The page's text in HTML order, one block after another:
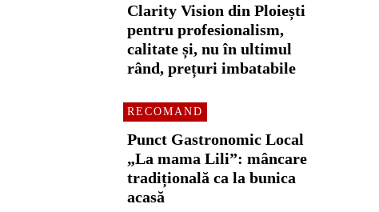
Clarity Vision din Ploiești
pentru profesionalism,
calitate și, nu în ultimul
rând, prețuri imbatabile
RECOMAND
Punct Gastronomic Local
„La mama Lili”: mâncare
tradițională ca la bunica
acasă